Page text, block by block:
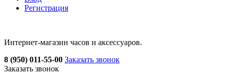
Регистрация
Интернет-магазин часов и аксессуаров.
8 (950) 011-55-00 Заказать звонок
Заказать звонок